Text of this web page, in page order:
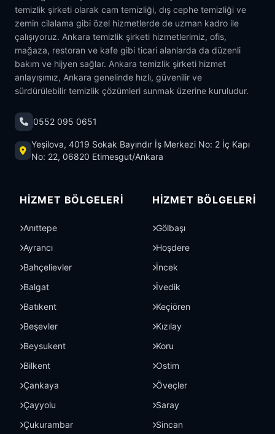
temizlik şirketi olarak cam temizliği, dış cephe temizliği ve
zemin cilalama gibi özel hizmetlerde de uzman kadro ile
çalışıyoruz. Ankara temizlik şirketi hizmetlerimiz, ofis,
mağaza, restoran ve kafe gibi ticari alanlarda da düzenli
bakım ve hijyen sağlar. Ankara temizlik şirketi hizmet
anlayışımız, Ankara genelinde hızlı, güvenilir ve
sürdürülebilir temizlik çözümleri sunmak üzerine kuruludur.
0552 095 0651
Yeşilova, 4019 Sokak Bayındır İş Merkezi No: 2 İç Kapı
No: 22, 06820 Etimesgut/Ankara
HIZMET BÖLGELERI
Anıttepe
Ayrancı
Bahçelievler
Balgat
Batıkent
Beşevler
Beysukent
Bilkent
Çankaya
Çayyolu
Çukurambar
HIZMET BÖLGELERI
Gölbaşı
Hoşdere
İncek
İvedik
Keçiören
Kızılay
Koru
Ostim
Öveçler
Saray
Sincan